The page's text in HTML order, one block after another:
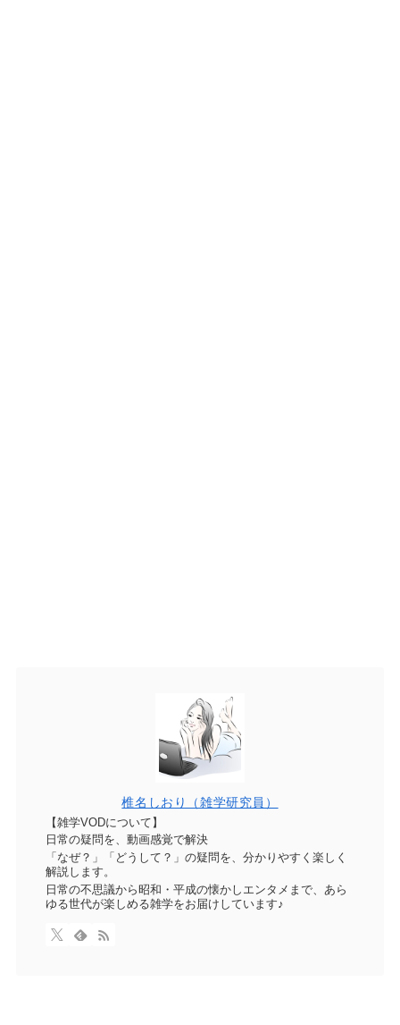
椎名しおり（雑学研究員）
【雑学VODについて】
日常の疑問を、動画感覚で解決
「なぜ？」「どうして？」の疑問を、分かりやすく楽しく
解説します。
日常の不思議から昭和・平成の懐かしエンタメまで、あら
ゆる世代が楽しめる雑学をお届けしています♪